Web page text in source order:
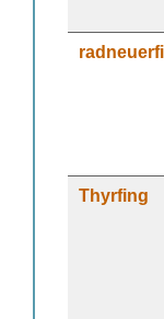
Thyrfing